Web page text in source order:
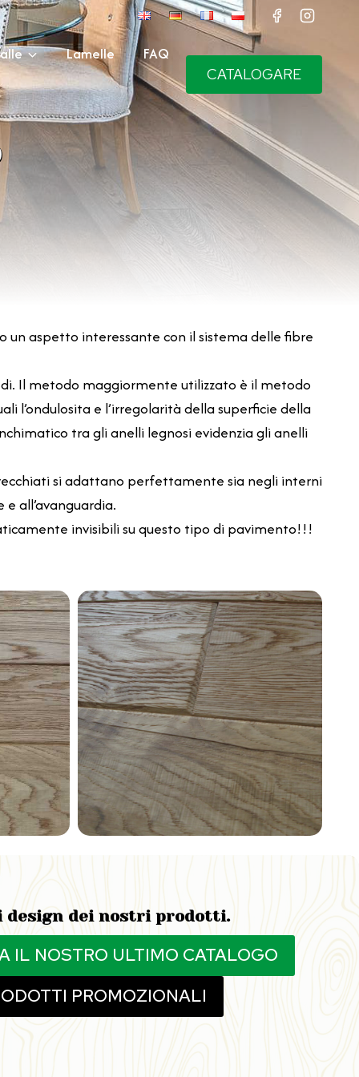
Lamelle FAQ
CATALOGARE
un aspetto interessante con il sistema delle fibre
Il metodo maggiormente utilizzato è il metodo
l’ondulosita e l’irregolarità della superficie della
tra gli anelli legnosi evidenzia gli anelli
si adattano perfettamente sia negli interni
all’avanguardia.
invisibili su questo tipo di pavimento!!!
design dei nostri prodotti.
IL NOSTRO ULTIMO CATALOGO
PROMOZIONALI